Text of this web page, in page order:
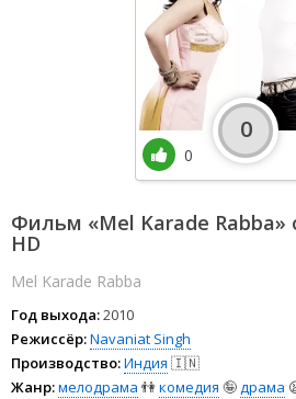
Фильм «Mel Karade Rabba»
HD
Mel Karade Rabba
Год выхода:2010
Режиссёр:Navaniat Singh
Производство:Индия 🇮🇳
Жанр:мелодрама 👫комедия 🤪драма
0
0